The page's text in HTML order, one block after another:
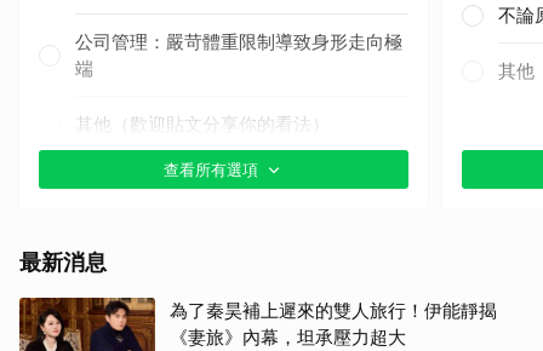
公司管理：嚴苛體重限制導致身形走向極
端
其他（歡迎貼文分享你的看法）
查看所有選項
不論
其他
最新消息
為了秦昊補上遲來的雙人旅行！伊能靜揭
《妻旅》內幕，坦承壓力超大